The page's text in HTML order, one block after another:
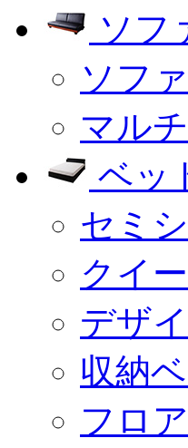
ソフ
ソフ
マル
ベッ
セミ
クイ
デザ
収納
フロ